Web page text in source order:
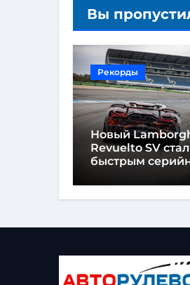
Вы
Рекорды
Новый
Revuelto SV
быстрым
Хоккенхайме